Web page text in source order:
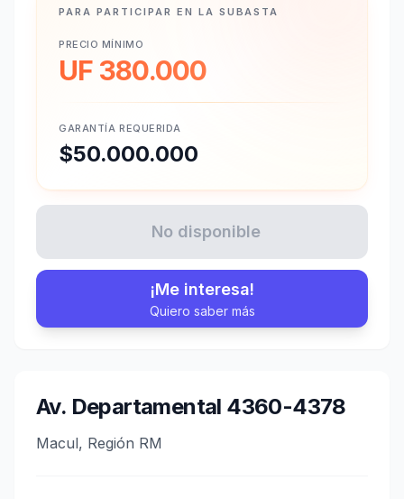
Av. Departamental 4360-4378
Macul, Región RM
PARA PARTICIPAR EN LA SUBASTA
PRECIO MÍNIMO
UF 380.000
GARANTÍA REQUERIDA
$50.000.000
No disponible
¡Me interesa!
Quiero saber más